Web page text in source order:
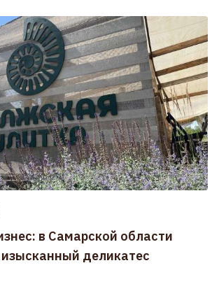
в Самарской области
деликатес